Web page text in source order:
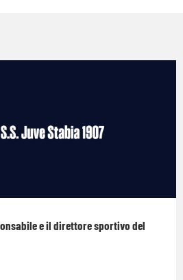
e il direttore sportivo del